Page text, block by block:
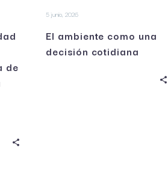
de
5 junio, 2026
El ambiente como una
decisión cotidiana